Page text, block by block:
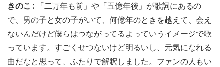
きのこ : 「二万年も前」や「五億年後」が歌詞にあるの
で、男の子と女の子がいて、何億年のときを越えて、会え
ないんだけど僕らはつながってるよっていうイメージで歌
っています。すごくせつないけど明るいし、元気になれる
曲だなと思って、ふたりで解釈しました。ファンの人もい